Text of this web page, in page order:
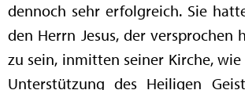
dennoch sehr erfolgreich. Sie
den Herrn Jesus, der versprochen
zu sein, inmitten seiner Kirche,
Unterstützung des Heiligen